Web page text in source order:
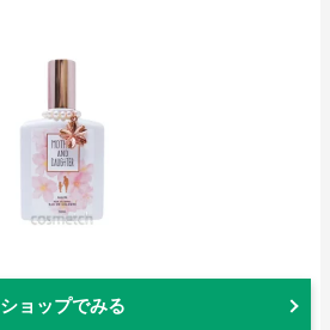
ショップでみる